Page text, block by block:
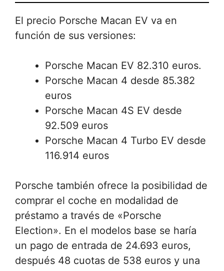
El precio Porsche Macan EV va en
función de sus versiones:
Porsche Macan EV 82.310 euros.
Porsche Macan 4 desde 85.382
euros
Porsche Macan 4S EV desde
92.509 euros
Porsche Macan 4 Turbo EV desde
116.914 euros
Porsche también ofrece la posibilidad de
comprar el coche en modalidad de
préstamo a través de «Porsche
Election». En el modelos base se haría
un pago de entrada de 24.693 euros,
después 48 cuotas de 538 euros y una